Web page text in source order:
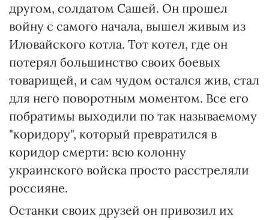
другом, солдатом Сашей. Он прошел
войну с самого начала, вышел живым из
Иловайского котла. Тот котел, где он
потерял большинство своих боевых
товарищей, и сам чудом остался жив, стал
для него поворотным моментом. Все его
побратимы выходили по так называемому
"коридору", который превратился в
коридор смерти: всю колонну
украинского войска просто расстреляли
россияне.
Останки своих друзей он привозил их